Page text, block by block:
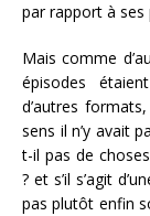
par rapport à ses
Mais comme
épisodes
d’autres
sens il n’y avait
t-il pas de
? et s’il s’agit
pas plutôt enfin